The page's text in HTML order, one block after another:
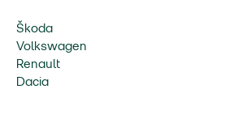
Škoda
Volkswagen
Renault
Dacia